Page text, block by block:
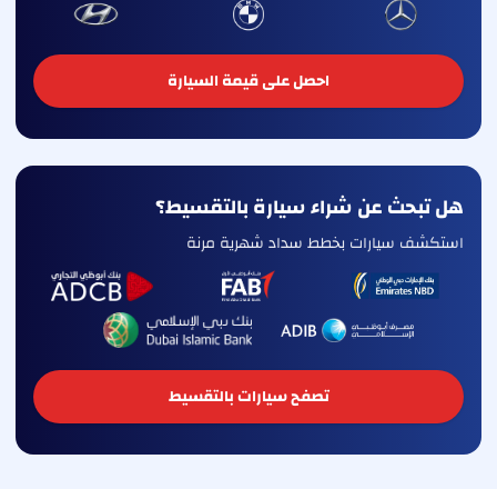
احصل على قيمة السيارة
هل تبحث عن شراء سيارة بالتقسيط؟
استكشف سيارات بخطط سداد شهرية مرنة
تصفح سيارات بالتقسيط